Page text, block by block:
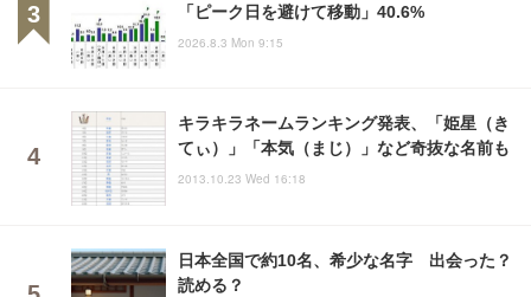
「ピーク日を避けて移動」40.6%
2026.8.3 Mon 9:15
キラキラネームランキング発表、「姫星（き
てぃ）」「本気（まじ）」など奇抜な名前も
2013.10.23 Wed 16:18
日本全国で約10名、希少な名字 出会った？
読める？